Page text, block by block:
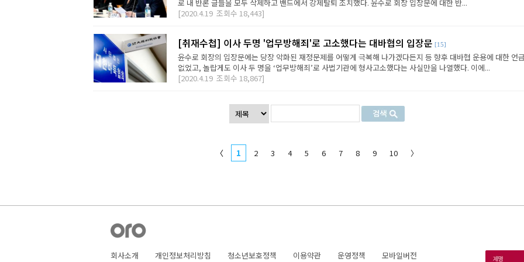
로 내 반론 글들을 모두 삭제하고 밴드에서 강제탈퇴 조치했다. 윤수로 회장 입장문에 대한 반...
[2020.4.19 조회수 18,443]
[취재수첩] 이사 두명 '업무방해죄'로 고소했다는 대바협의 입장문 [15]
윤수로 회장의 입장문에는 당장 악화된 재정문제를 어떻게 극복해 나가겠다든지 등 향후 대바협 운용에 대한 언
없었고, 놀랍게도 이사 두 명을 ‘업무방해죄’로 사법기관에 형사고소했다는 사실만을 나열했다. 이에...
[2020.4.19 조회수 18,867]
〈 1 2 3 4 5 6 7 8 9 10 〉
회사소개 개인정보처리방침 청소년보호정책 이용약관 운영정책 모바일버전